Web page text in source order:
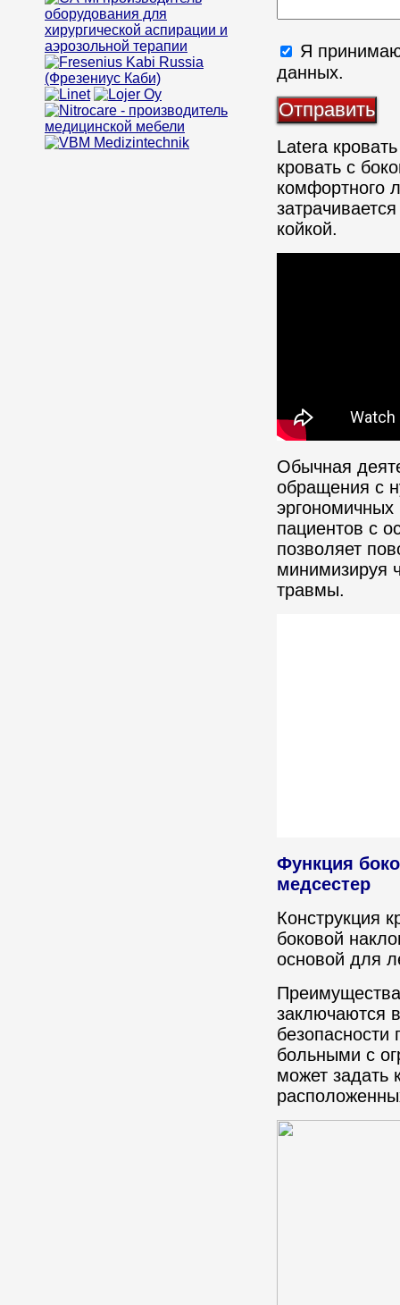
Я
данных.
Latera
кровать с
комфортного
койкой.
Обычная
обращения с
пациентов с
позволяет
минимизируя
травмы.
Функция
медсестер
Конструкция
боковой
основой для
заключаются
больными с
может задать